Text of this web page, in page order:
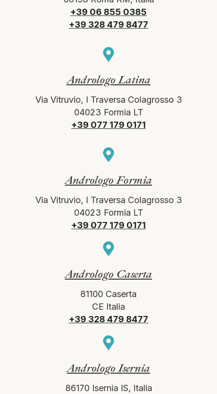
+39 06 855 0385
+39 328 479 8477
Andrologo Latina
Via Vitruvio, I Traversa Colagrosso 3
04023 Formia LT
+39 077 179 0171
Andrologo Formia
Via Vitruvio, I Traversa Colagrosso 3
04023 Formia LT
+39 077 179 0171
Andrologo Caserta
81100 Caserta
CE Italia
+39 328 479 8477
Andrologo Isernia
86170 Isernia IS, Italia